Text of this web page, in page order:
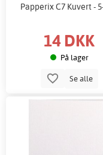
Papperix C7 Kuvert -
14 DKK
På lager
Se alle